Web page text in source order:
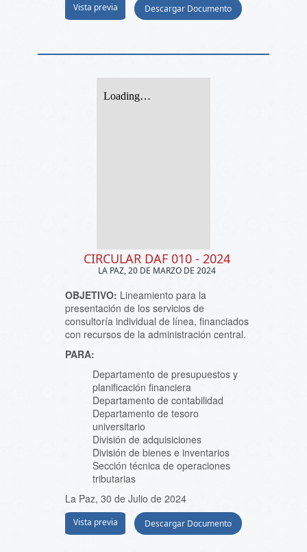
Vista previa Descargar Documento
CIRCULAR DAF 010 - 2024
LA PAZ, 20 DE MARZO DE 2024
OBJETIVO: Lineamiento para la
presentación de los servicios de
consultoría individual de línea, financiados
con recursos de la administración central.
PARA:
Departamento de presupuestos y
planificación financiera
Departamento de contabilidad
Departamento de tesoro
universitario
División de adquisiciones
División de bienes e inventarios
Sección técnica de operaciones
tributarias
La Paz, 30 de Julio de 2024
Vista previa Descargar Documento